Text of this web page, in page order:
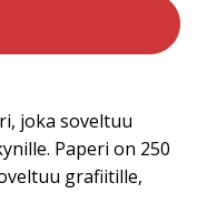
joka soveltuu
Paperi on 250
grafiitille,